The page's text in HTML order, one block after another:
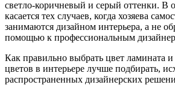
светло-коричневый и серый оттенки. В
касается тех случаев, когда хозяева
занимаются дизайном интерьера, а не
помощью к профессиональным
Как правильно выбрать цвет ламината
цветов в интерьере лучше подбирать,
распространенных дизайнерских